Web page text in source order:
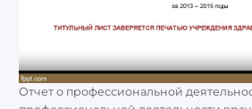
Отчет о профессиональной